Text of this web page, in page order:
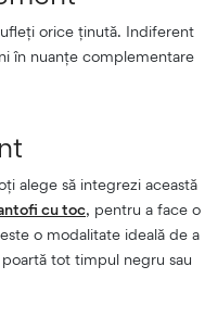
orice ținută. Indiferent
în nuanțe complementare
alege să integrezi această
cu toc, pentru a face o
o modalitate ideală de a
tot timpul negru sau